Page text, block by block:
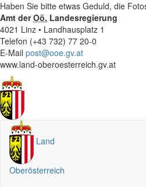
Haben Sie bitte etwas Geduld, die
Amt derOö. Landesregierung
4021 Linz • Landhausplatz 1
Telefon (+43 732) 77 20-0
E-Mail post@ooe.gv.at
www.land-oberoesterreich.gv.at
Land
Oberösterreich